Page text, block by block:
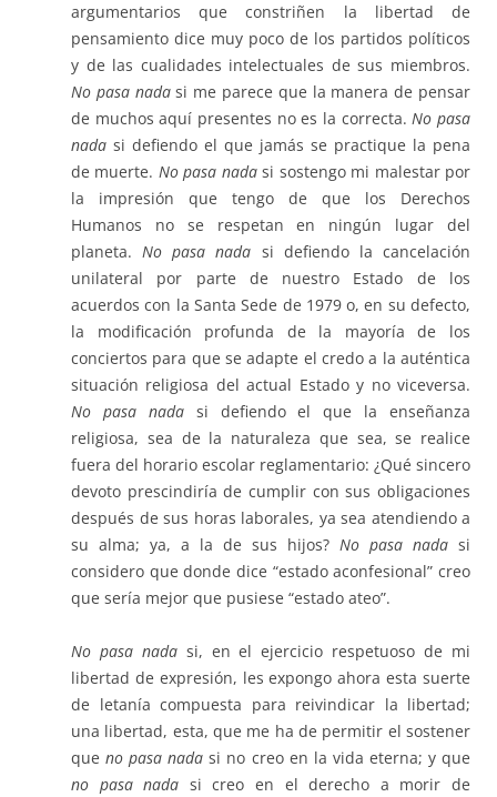
argumentarios que constriñen la libertad de
pensamiento dice muy poco de los partidos políticos
y de las cualidades intelectuales de sus miembros.
No pasa nadasi me parece que la manera de pensar
de muchos aquí presentes no es la correcta.No pasa
nada si defiendo el que jamás se practique la pena
de muerte. No pasa nadasi sostengo mi malestar por
la impresión que tengo de que los Derechos
Humanos no se respetan en ningún lugar del
planeta.No pasa nada si defiendo la cancelación
unilateral por parte de nuestro Estado de los
acuerdos con la Santa Sede de 1979 o, en su defecto,
la modificación profunda de la mayoría de los
conciertos para que se adapte el credo a la auténtica
situación religiosa del actual Estado y no viceversa.
No pasa nada si defiendo el que la enseñanza
religiosa, sea de la naturaleza que sea, se realice
fuera del horario escolar reglamentario: ¿Qué sincero
devoto prescindiría de cumplir con sus obligaciones
después de sus horas laborales, ya sea atendiendo a
su alma; ya, a la de sus hijos? No pasa nada si
considero que donde dice “estado aconfesional” creo
que sería mejor que pusiese “estado ateo”.
No pasa nadasi, en el ejercicio respetuoso de mi
libertad de expresión, les expongo ahora esta suerte
de letanía compuesta para reivindicar la libertad;
una libertad, esta, que me ha de permitir el sostener
queno pasa nadasi no creo en la vida eterna; y que
no pasa nada si creo en el derecho a morir de